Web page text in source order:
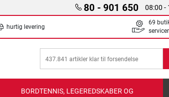
80 - 901 650 08:00 -
hurtig levering
69
BORDTENNIS, LEGEREDSKABER OG